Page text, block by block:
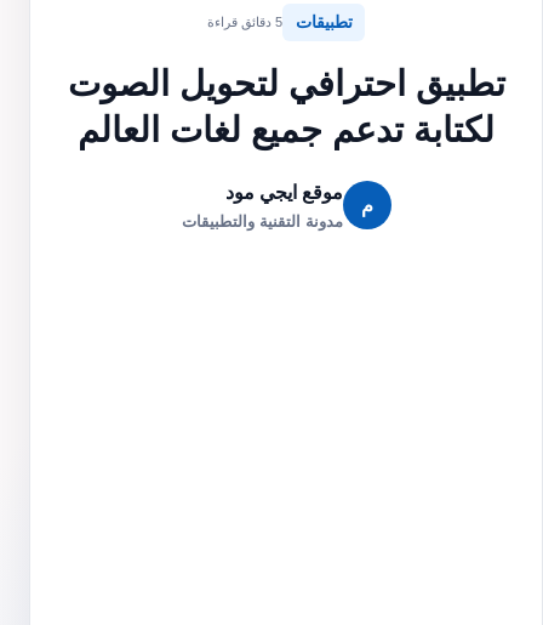
تطبيقات 5 دقائق قراءة
تطبيق احترافي لتحويل الصوت
لكتابة تدعم جميع لغات العالم
م
موقع ايجي مود
مدونة التقنية والتطبيقات